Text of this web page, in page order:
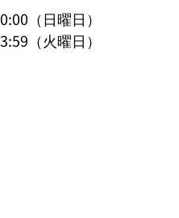
（日曜日）
（火曜日）